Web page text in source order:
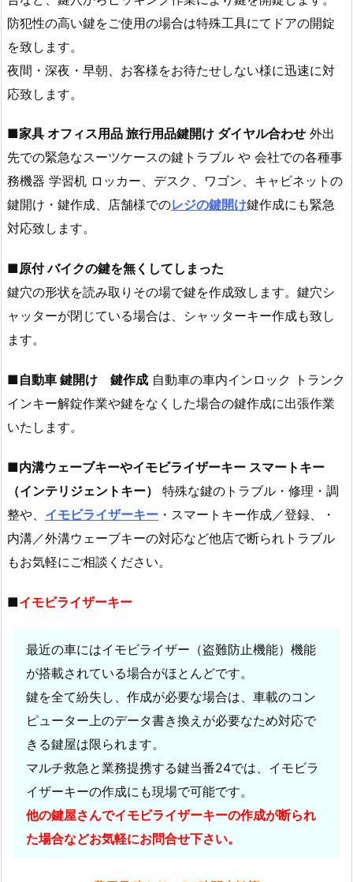
鍵
ト
ラ
対
サ
ー
ビ
ス
安
料
4.
島
山
を
中
心
に
鍵
ト
ブ
に
充
実
し
た
体
制
で
対
防犯性の高い鍵をご使用の場合は特殊工具にてドアの開錠
を致します。
夜間・深夜・早朝、お客様をお待たせしない様に迅速に対
応致します。
■家具 オフィス用品 旅行用品鍵開け ダイヤル合わせ 外出
先での緊急なスーツケースの鍵トラブル や 会社での各種事
務機器 学習机 ロッカー、デスク、ワゴン、キャビネットの
鍵開け・鍵作成、店舗様でのレジの鍵開け鍵作成にも緊急
対応致します。
■原付 バイクの鍵を無くしてしまった
鍵穴の形状を読み取りその場で鍵を作成致します。鍵穴シ
ャッターが閉じている場合は、シャッターキー作成も致し
ます。
■自動車 鍵開け 鍵作成 自動車の車内インロック トランク
インキー解錠作業や鍵をなくした場合の鍵作成に出張作業
いたします。
■内溝ウェーブキーやイモビライザーキー スマートキー
（インテリジェントキー）
特殊な鍵のトラブル・修理・調
整や、 イモビライザーキー ・スマートキー作成／登録、・
内溝／外溝ウェーブキーの対応など他店で断られトラブル
もお気軽にご相談ください。
■イモビライザーキー
最近の車にはイモビライザー（盗難防止機能）機能
が搭載されている場合がほとんどです。
鍵を全て紛失し、作成が必要な場合は、車載のコン
ピューター上のデータ書き換えが必要なため対応で
きる鍵屋は限られます。
マルチ救急と業務提携する鍵当番24では、イモビラ
イザーキーの作成にも現場で可能です。
他の鍵屋さんでイモビライザーキーの作成が断られ
た場合などお気軽にお問合せ下さい。